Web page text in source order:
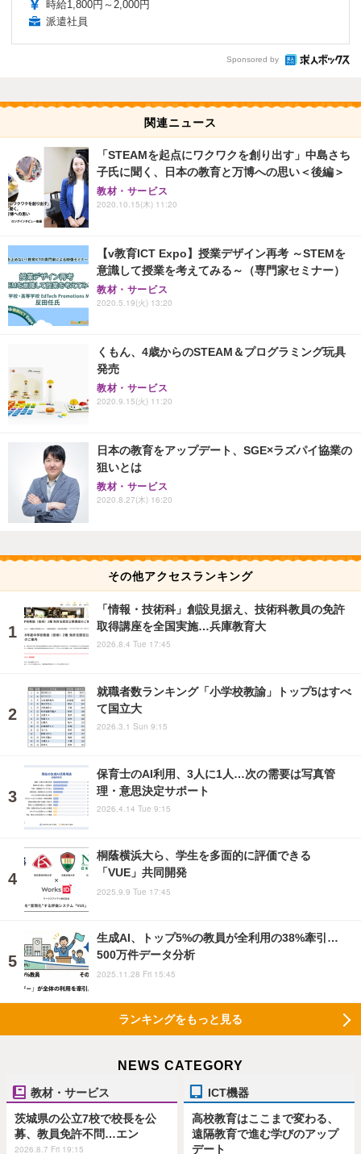
時給1,800円～2,000円
派遣社員
Sponsored by
関連ニュース
「STEAMを起点にワクワクを創り出す」中島さち
子氏に聞く、日本の教育と万博への思い＜後編＞
教材・サービス
2020.10.15(木) 11:20
【v教育ICT Expo】授業デザイン再考 ～STEMを
意識して授業を考えてみる～（専門家セミナー）
教材・サービス
2020.5.19(火) 13:20
くもん、4歳からのSTEAM＆プログラミング玩具
発売
教材・サービス
2020.9.15(火) 11:20
日本の教育をアップデート、SGE×ラズパイ協業の
狙いとは
教材・サービス
2020.8.27(木) 16:20
その他アクセスランキング
「情報・技術科」創設見据え、技術科教員の免許
取得講座を全国実施…兵庫教育大
2026.8.4 Tue 17:45
就職者数ランキング「小学校教諭」トップ5はすべ
て国立大
2026.3.1 Sun 9:15
保育士のAI利用、3人に1人…次の需要は写真管
理・意思決定サポート
2026.4.14 Tue 9:15
桐蔭横浜大ら、学生を多面的に評価できる
「VUE」共同開発
2025.9.9 Tue 17:45
生成AI、トップ5%の教員が全利用の38%牽引…
500万件データ分析
2025.11.28 Fri 15:45
ランキングをもっと見る
NEWS CATEGORY
教材・サービス
茨城県の公立7校で校長を公
募、教員免許不問…エン
2026.8.7 Fri 19:15
ICT機器
高校教育はここまで変わる、
遠隔教育で進む学びのアップ
デート